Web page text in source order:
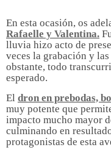
En esta ocasión, os
Rafaelle y Valentina.
lluvia hizo acto de
veces la grabación y las
obstante, todo
esperado.
El dron en prebodas,
muy potente que
impacto mucho mayor
culminando en
protagonistas de esta